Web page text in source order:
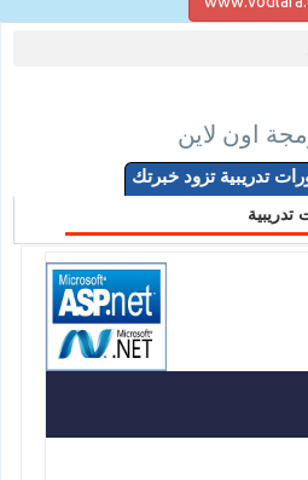
اون لاين
تدريبية تزود خبرتك
تدريبية